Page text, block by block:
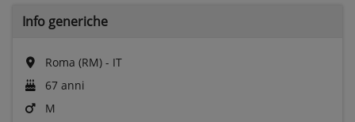
Info generiche
Roma (RM) - IT
67 anni
M